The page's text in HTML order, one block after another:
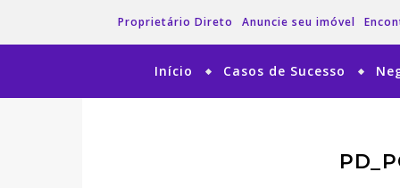
Proprietário Direto Anuncie seu imóvel
Início Casos de Sucesso